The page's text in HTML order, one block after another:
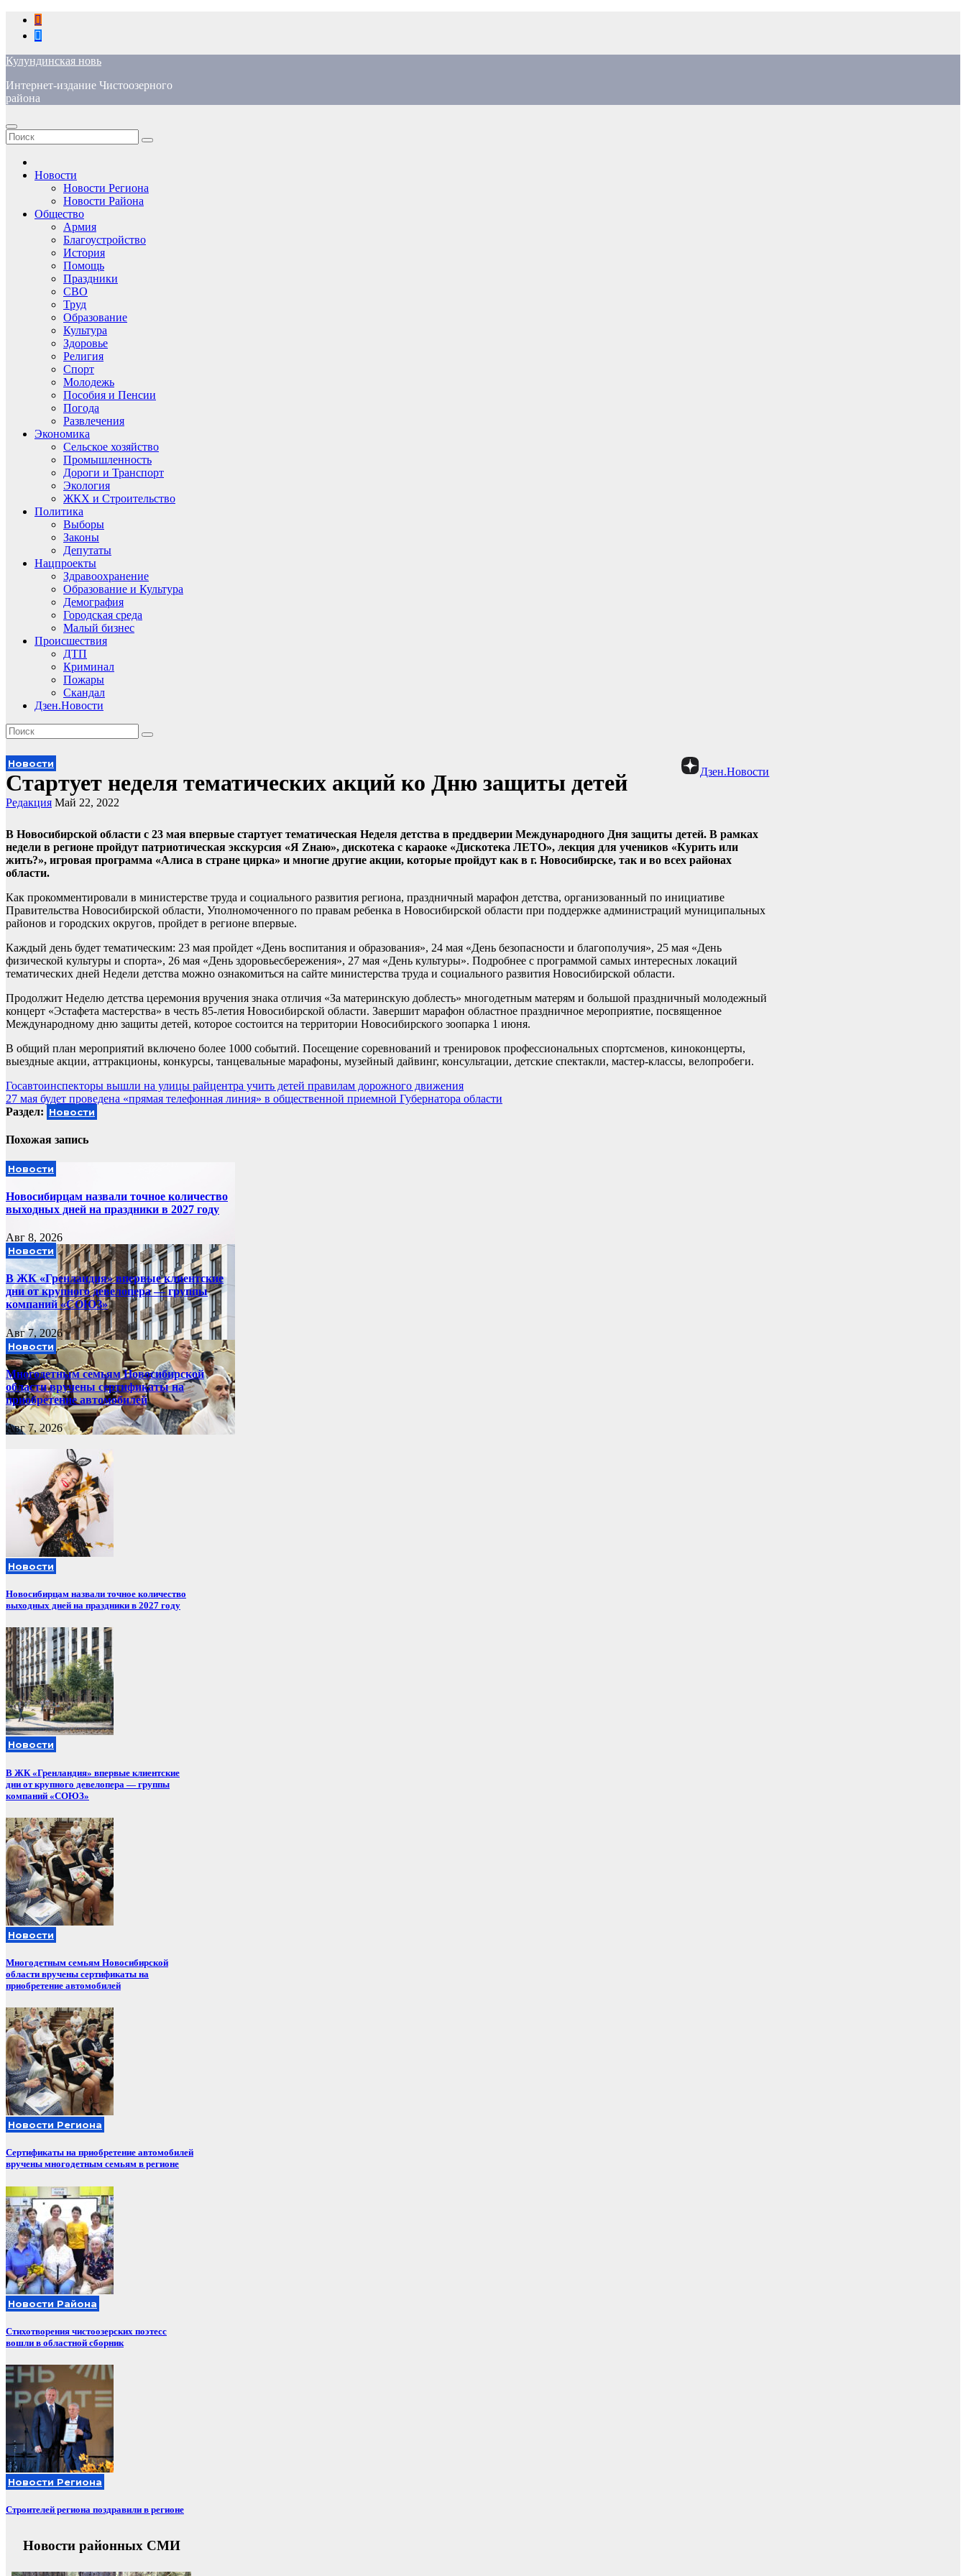
Перейти
содержимому
Кулундинская новь
Интернет-издание Чистоозерного
района
Новости
Новости Региона
Новости Района
Общество
Армия
Благоустройство
История
Помощь
Праздники
СВО
Труд
Образование
Культура
Здоровье
Религия
Спорт
Молодежь
Пособия и Пенсии
Погода
Развлечения
Экономика
Сельское хозяйство
Промышленность
Дороги и Транспорт
Экология
ЖКХ и Строительство
Политика
Выборы
Законы
Депутаты
Нацпроекты
Здравоохранение
Образование и Культура
Демография
Городская среда
Малый бизнес
Происшествия
ДТП
Криминал
Пожары
Скандал
Дзен.Новости
Дзен.Новости
Новости
Стартует неделя тематических акций ко Дню защиты детей
Редакция Май 22, 2022
В Новосибирской области с 23 мая впервые стартует тематическая Неделя детства в преддверии Международного Дня защиты детей. В рамках
недели в регионе пройдут патриотическая экскурсия «Я Zнаю», дискотека с караоке «Дискотека ЛЕТО», лекция для учеников «Курить или
жить?», игровая программа «Алиса в стране цирка» и многие другие акции, которые пройдут как в г. Новосибирске, так и во всех районах
области.
Как прокомментировали в министерстве труда и социального развития региона, праздничный марафон детства, организованный по инициативе
Правительства Новосибирской области, Уполномоченного по правам ребенка в Новосибирской области при поддержке администраций муниципальных
районов и городских округов, пройдет в регионе впервые.
Каждый день будет тематическим: 23 мая пройдет «День воспитания и образования», 24 мая «День безопасности и благополучия», 25 мая «День
физической культуры и спорта», 26 мая «День здоровьесбережения», 27 мая «День культуры». Подробнее с программой самых интересных локаций
тематических дней Недели детства можно ознакомиться на сайте министерства труда и социального развития Новосибирской области.
Продолжит Неделю детства церемония вручения знака отличия «За материнскую доблесть» многодетным матерям и большой праздничный молодежный
концерт «Эстафета мастерства» в честь 85-летия Новосибирской области. Завершит марафон областное праздничное мероприятие, посвященное
Международному дню защиты детей, которое состоится на территории Новосибирского зоопарка 1 июня.
В общий план мероприятий включено более 1000 событий. Посещение соревнований и тренировок профессиональных спортсменов, киноконцерты,
выездные акции, аттракционы, конкурсы, танцевальные марафоны, музейный дайвинг, консультации, детские спектакли, мастер-классы, велопробеги.
Навигация
по
Госавтоинспекторы вышли на улицы райцентра учить детей правилам дорожного движения
27 мая будет проведена «прямая телефонная линия» в общественной приемной Губернатора области
Раздел: Новости
Похожая запись
Новости
Новосибирцам назвали точное количество
выходных дней на праздники в 2027 году
Авг 8, 2026
Новости
В ЖК «Гренландия» впервые клиентские
дни от крупного девелопера — группы
компаний «СОЮЗ»
Авг 7, 2026
Новости
Многодетным семьям Новосибирской
области вручены сертификаты на
приобретение автомобилей
Авг 7, 2026
Новости
Новосибирцам назвали точное количество
выходных дней на праздники в 2027 году
Новости
В ЖК «Гренландия» впервые клиентские
дни от крупного девелопера — группы
компаний «СОЮЗ»
Новости
Многодетным семьям Новосибирской
области вручены сертификаты на
приобретение автомобилей
Новости Региона
Сертификаты на приобретение автомобилей
вручены многодетным семьям в регионе
Новости Района
Стихотворения чистоозерских поэтесс
вошли в областной сборник
Новости Региона
Строителей региона поздравили в регионе